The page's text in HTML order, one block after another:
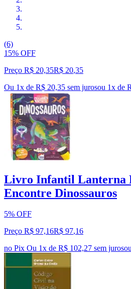
(6)
15% OFF
Preço R$ 20,35R$ 20,35
Ou 1x de R$ 20,35 sem jurosou 1x de
Livro Infantil Lanterna
Encontre Dinossauros
5% OFF
Preço R$ 97,16R$ 97,16
no Pix Ou 1x de R$ 102,27 sem juros